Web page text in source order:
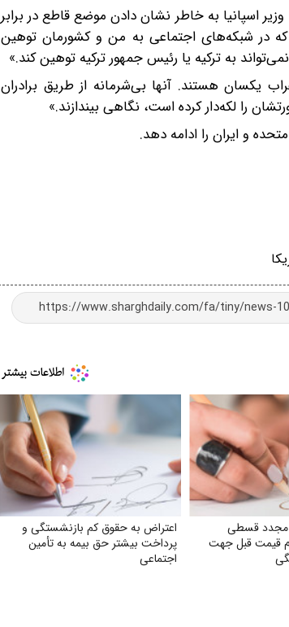
اسپانیا به خاطر نشان دادن موضع قاطع در برابر
که در شبکه‌های اجتماعی به من و کشورمان توهین
به ترکیه یا رئیس جمهور ترکیه توهین کند.»
یکسان هستند. آنها بی‌شرمانه از طریق برادران
و ایران را ادامه دهد.
قسطی
قیمت قبل جهت
اعتراض به حقوق کم بازنشستگی و
پرداخت بیشتر حق بیمه به تأمین
اجتماعی